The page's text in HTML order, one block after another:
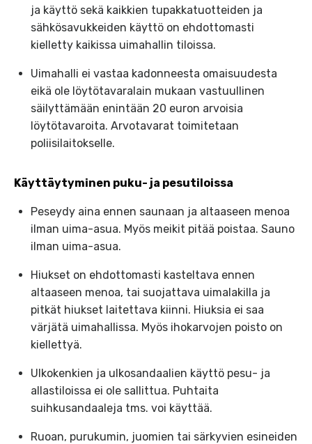
ja käyttö sekä kaikkien tupakkatuotteiden ja
sähkösavukkeiden käyttö on ehdottomasti
kielletty kaikissa uimahallin tiloissa.
Uimahalli ei vastaa kadonneesta omaisuudesta
eikä ole löytötavaralain mukaan vastuullinen
säilyttämään enintään 20 euron arvoisia
löytötavaroita. Arvotavarat toimitetaan
poliisilaitokselle.
Käyttäytyminen puku- ja pesutiloissa
Peseydy aina ennen saunaan ja altaaseen menoa
ilman uima-asua. Myös meikit pitää poistaa. Sauno
ilman uima-asua.
Hiukset on ehdottomasti kasteltava ennen
altaaseen menoa, tai suojattava uimalakilla ja
pitkät hiukset laitettava kiinni. Hiuksia ei saa
värjätä uimahallissa. Myös ihokarvojen poisto on
kiellettyä.
Ulkokenkien ja ulkosandaalien käyttö pesu- ja
allastiloissa ei ole sallittua. Puhtaita
suihkusandaaleja tms. voi käyttää.
Ruoan, purukumin, juomien tai särkyvien esineiden